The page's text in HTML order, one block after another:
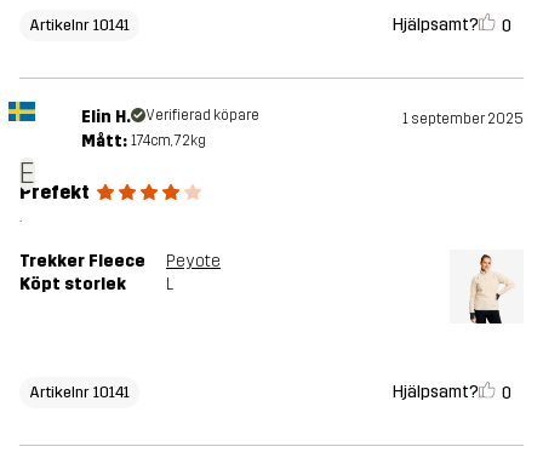
Artikelnr 10141 Hjälpsamt? 0
E
Elin H. Verifierad köpare 1 september 2025
Mått: 174cm, 72kg
Prefekt
.
Trekker Fleece
Peyote
Köpt storlek
L
Artikelnr 10141 Hjälpsamt? 0